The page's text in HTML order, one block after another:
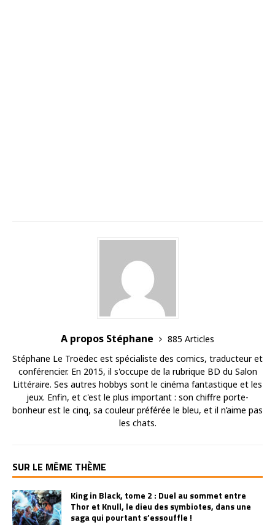
A propos Stéphane
885 Articles
Stéphane Le Troëdec est spécialiste des comics, traducteur et
conférencier. En 2015, il s'occupe de la rubrique BD du Salon
Littéraire. Ses autres hobbys sont le cinéma fantastique et les
jeux. Enfin, et c'est le plus important : son chiffre porte-
bonheur est le cinq, sa couleur préférée le bleu, et il n’aime pas
les chats.
SUR LE MÊME THÈME
King in Black, tome 2 : Duel au sommet entre
Thor et Knull, le dieu des symbiotes, dans une
saga qui pourtant s’essouffle !